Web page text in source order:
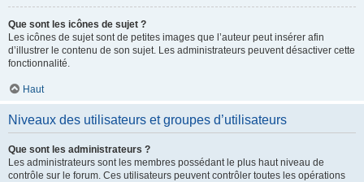
Que sont les icônes de sujet ?
Les icônes de sujet sont de petites images que l’auteur peut insérer afin
d’illustrer le contenu de son sujet. Les administrateurs peuvent désactiver cette
fonctionnalité.
Haut
Niveaux des utilisateurs et groupes d’utilisateurs
Que sont les administrateurs ?
Les administrateurs sont les membres possédant le plus haut niveau de
contrôle sur le forum. Ces utilisateurs peuvent contrôler toutes les opérations